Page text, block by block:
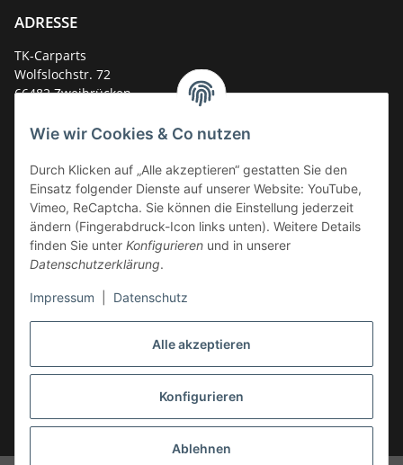
Alle akzeptieren
Konfigurieren
Ablehnen
Wie wir Cookies & Co nutzen
Durch Klicken auf „Alle akzeptieren“ gestatten Sie den
Einsatz folgender Dienste auf unserer Website: YouTube,
Vimeo, ReCaptcha. Sie können die Einstellung jederzeit
ändern (Fingerabdruck-Icon links unten). Weitere Details
finden Sie unter Konfigurieren und in unserer
Datenschutzerklärung.
Impressum Datenschutz
ADRESSE
TK-Carparts
Wolfslochstr. 72
66482 Zweibrücken
Service-Hotline +49 (0)6332 - 48 58 48
E-Mail:mail@tk-carparts.de
Montag-Donnerstag von 13 bis 16 Uhr